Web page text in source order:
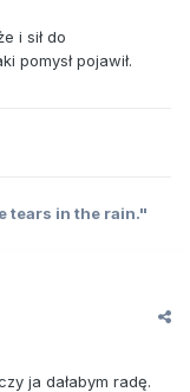
i sił do
pomysł pojawił.
tears in the rain."
ja dałabym radę.